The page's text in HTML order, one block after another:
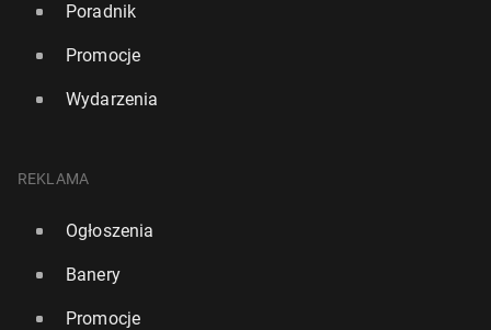
Poradnik
Promocje
Wydarzenia
REKLAMA
Ogłoszenia
Banery
Promocje